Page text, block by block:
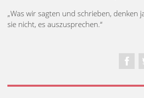
„Was wir sagten und schrieben, denken
sie nicht, es auszusprechen.“